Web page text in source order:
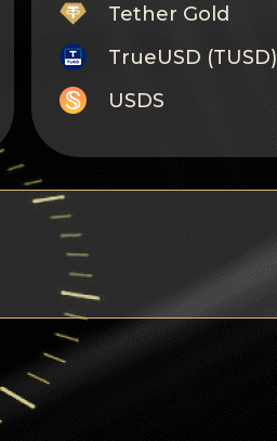
Tether Gold
TrueUSD (TUSD)
USDS
Tron
Notcoin (NOT)
BNB BEP20